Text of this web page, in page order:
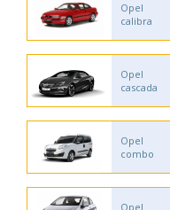
Opel
calibra
Opel
cascada
Opel
combo
Opel